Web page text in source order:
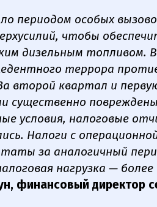
периодом особых
чтобы
дизельным топливом.
террора
второй квартал и
существенно
условия, налоговые
Налоги с
за аналогичный
нагрузка — более
финансовый директор